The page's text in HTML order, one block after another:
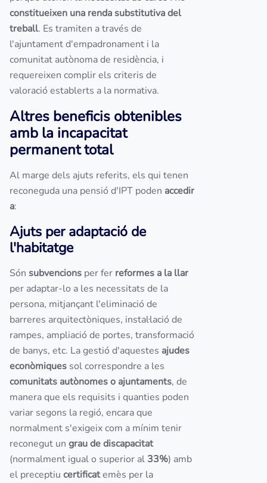
constitueixen una renda substitutiva del
treball. Es tramiten a través de
l'ajuntament d'empadronament i la
comunitat autònoma de residència, i
requereixen complir els criteris de
valoració establerts a la normativa.
Altres beneficis obtenibles
amb la incapacitat
permanent total
Al marge dels ajuts referits, els qui tenen
reconeguda una pensió d'IPT poden accedir
a:
Ajuts per adaptació de
l'habitatge
Són subvencions per fer reformes a la llar
per adaptar-lo a les necessitats de la
persona, mitjançant l'eliminació de
barreres arquitectòniques, instal·lació de
rampes, ampliació de portes, transformació
de banys, etc. La gestió d'aquestes ajudes
econòmiques sol correspondre a les
comunitats autònomes o ajuntaments, de
manera que els requisits i quanties poden
variar segons la regió, encara que
normalment s'exigeix com a mínim tenir
reconegut un grau de discapacitat
(normalment igual o superior al 33%) amb
el preceptiu certificatemès per la